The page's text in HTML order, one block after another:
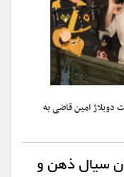
دوبلاژ امین قاضی به
سیال ذهن و